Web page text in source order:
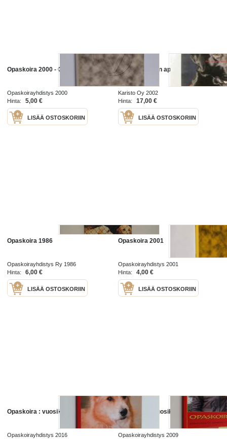
Opaskoira 2000 - Opaskoira
Opaskoirayhdistys 2000
Hinta:
5,00 €
LISÄÄ OSTOSKORIIN
Koirat ihmisten apuna. Nelijalkaisia
ammattilaisia
Karisto Oy 2002
Hinta:
17,00 €
LISÄÄ OSTOSKORIIN
Opaskoira 1986
Opaskoirayhdistys Ry 1986
Hinta:
6,00 €
LISÄÄ OSTOSKORIIN
Opaskoira 2001
Opaskoirayhdistys 2001
Hinta:
4,00 €
LISÄÄ OSTOSKORIIN
Opaskoira : vuosikirja 2016
Opaskoirayhdistys 2016
Opaskoira : vuosikirja 2009
Opaskoirayhdistys 2009